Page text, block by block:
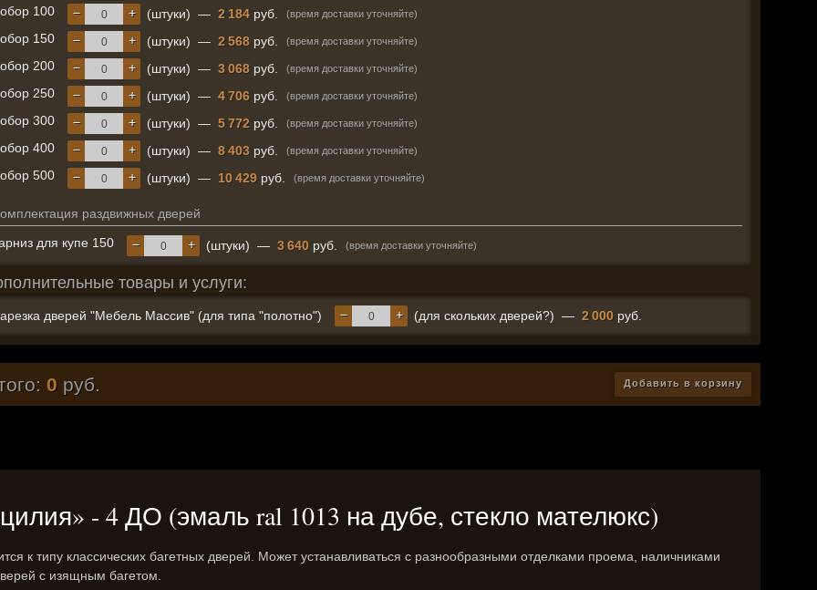
100
+
− (штуки) — 2 184 руб. (время доставки уточняйте)
150 +
− (штуки) — 2 568 руб. (время доставки уточняйте)
200 +
− (штуки) — 3 068 руб. (время доставки уточняйте)
250 +
− (штуки) — 4 706 руб. (время доставки уточняйте)
300 +
− (штуки) — 5 772 руб. (время доставки уточняйте)
400 +
− (штуки) — 8 403 руб. (время доставки уточняйте)
500 +
− (штуки) — 10 429 руб. (время доставки уточняйте)
раздвижных дверей
для купе 150
+
− (штуки) — 3 640 руб. (время доставки уточняйте)
товары и услуги:
дверей "Мебель Массив" (для типа "полотно") +
− (для скольких дверей?) — 2 000 руб.
0 руб. Добавить в корзину
- 4 ДО (эмаль ral 1013 на дубе, стекло мателюкс)
к типу классических багетных дверей. Может устанавливаться с разнообразными отделками проема, наличниками
с изящным багетом.